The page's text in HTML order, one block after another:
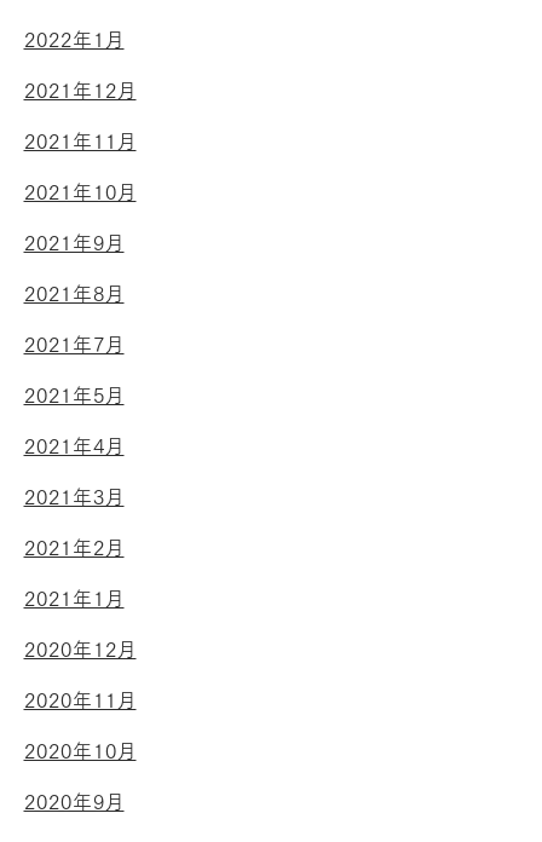
2022年1月
2021年12月
2021年11月
2021年10月
2021年9月
2021年8月
2021年7月
2021年5月
2021年4月
2021年3月
2021年2月
2021年1月
2020年12月
2020年11月
2020年10月
2020年9月